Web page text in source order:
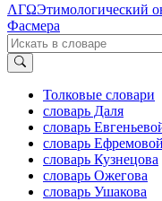
ΛΓΩЭтимологический
Фасмера
Толковые словари
словарь Даля
словарь
словарь Ефремовой
словарь Кузнецова
словарь Ожегова
словарь Ушакова